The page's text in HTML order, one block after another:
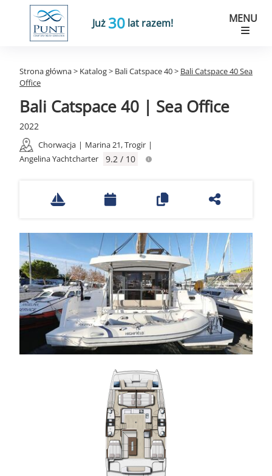
Już 30 lat razem! MENU
Strona główna> Katalog> Bali Catspace 40> Bali Catspace 40 Sea
Office
Bali Catspace 40 | Sea Office
2022
Chorwacja | Marina 21, Trogir |
Angelina Yachtcharter
9.2 / 10